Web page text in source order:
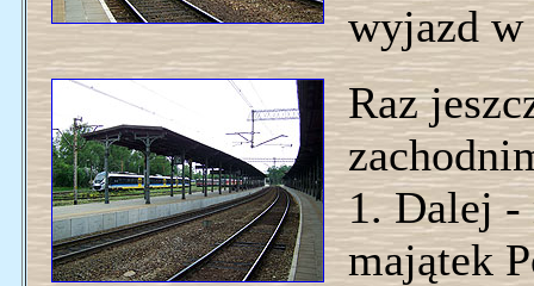
wyjazd w
Raz
1. Dalej -
majątek